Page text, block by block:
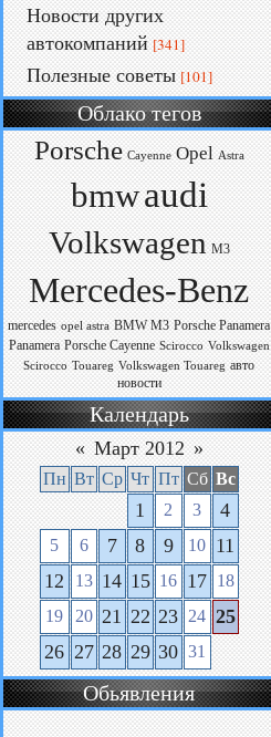
Новости других
автокомпаний [341]
Полезные советы [101]
Облако тегов
Porsche Cayenne Opel Astra
bmwaudi
Volkswagen M3
Mercedes-Benz
mercedes opel astra BMW M3 Porsche Panamera
Panamera Porsche Cayenne Scirocco Volkswagen
Scirocco Touareg Volkswagen Touareg авто
новости
Календарь
« Март 2012 »
Пн Вт Ср Чт Пт Сб Вс
1 2 3 4
5 6 7 8 9 10 11
12
13 14 15 16 17 18
19
20 21 22 23 24 25
26 27 28 29 30 31
Обьявления